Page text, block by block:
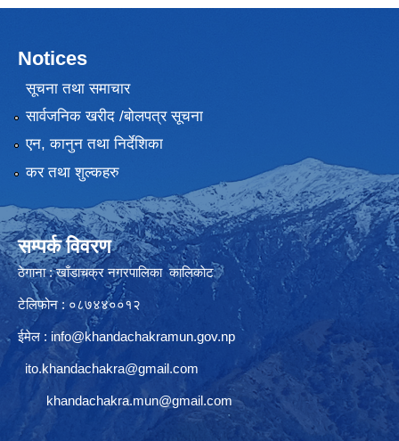
Notices
सूचना तथा समाचार
सार्वजनिक खरीद /बोलपत्र सूचना
एन, कानुन तथा निर्देशिका
कर तथा शुल्कहरु
सम्पर्क विवरण
ठेगाना : खाँडाचक्र नगरपालिका कालिकाेट
टेलिफोन : ०८७४४००१२
ईमेल : info@khandachakramun.gov.np
ito.khandachakra@gmail.com
khandachakra.mun@gmail.com